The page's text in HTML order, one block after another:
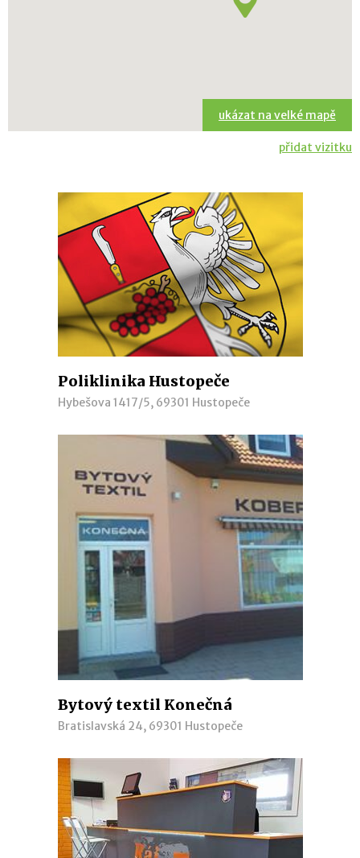
ukázat na velké mapě
přidat vizitku
Poliklinika Hustopeče
Hybešova 1417/5, 69301 Hustopeče
Bytový textil Konečná
Bratislavská 24, 69301 Hustopeče